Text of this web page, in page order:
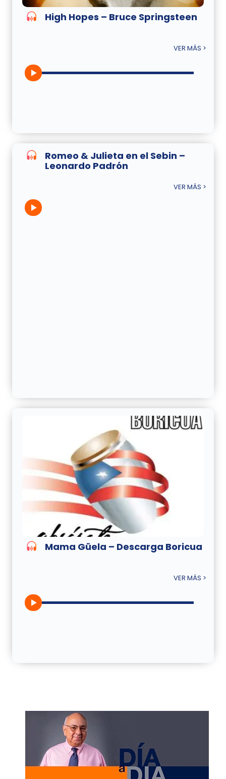
High Hopes – Bruce Springsteen
VER MÁS >
Romeo & Julieta en el Sebin –
Leonardo Padrón
VER MÁS >
Mama Güela – Descarga Boricua
VER MÁS >